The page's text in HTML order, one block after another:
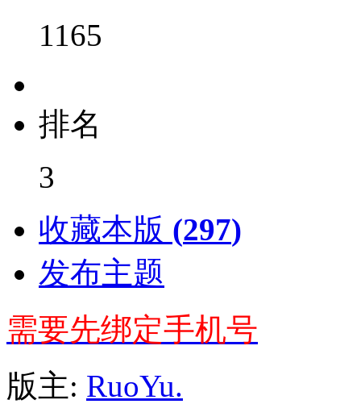
1165
排名
3
收藏本版 (297)
发布主题
需要先绑定手机号
版主: RuoYu.